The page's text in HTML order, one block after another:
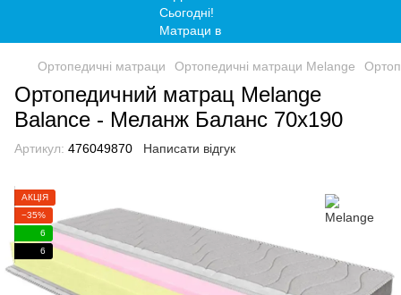
Ортопедичні матраци Ортопедичні матраци Melange
Ортопедичний матрац Melange
Balance - Меланж Баланс 70x190
Артикул: 476049870 Написати відгук
АКЦІЯ
−35%
6
6